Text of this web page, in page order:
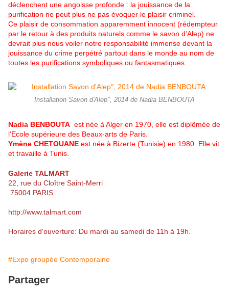
déclenchent une angoisse profonde : la jouissance de la
purification ne peut plus ne pas évoquer le plaisir criminel.
Ce plaisir de consommation apparemment innocent (rédempteur
par le retour à des produits naturels comme le savon d’Alep) ne
devrait plus nous voiler notre responsabilité immense devant la
jouissance du crime perpétré partout dans le monde au nom de
toutes les purifications symboliques ou fantasmatiques.
Installation Savon d'Alep", 2014 de Nadia BENBOUTA
Nadia BENBOUTA est née à Alger en 1970, elle est diplômée de
l’Ecole supérieure des Beaux-arts de Paris.
Ymène CHETOUANE est née à Bizerte (Tunisie) en 1980. Elle vit
et travaille à Tunis.
Galerie TALMART
22, rue du Cloître Saint-Merri
75004 PARIS
http://www.talmart.com
Horaires d'ouverture: Du mardi au samedi de 11h à 19h.
#Expo groupée Contemporaine
Partager